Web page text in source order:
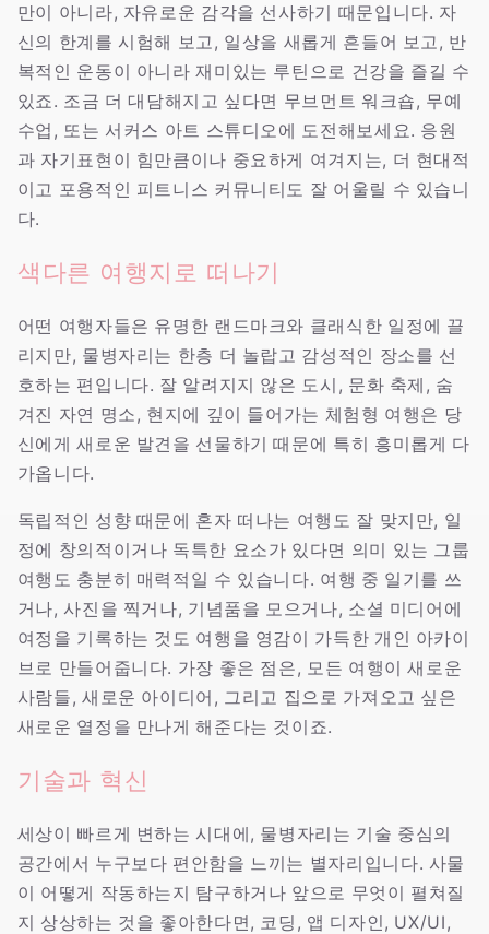
만이 아니라, 자유로운 감각을 선사하기 때문입니다. 자
신의 한계를 시험해 보고, 일상을 새롭게 흔들어 보고, 반
복적인 운동이 아니라 재미있는 루틴으로 건강을 즐길 수
있죠. 조금 더 대담해지고 싶다면 무브먼트 워크숍, 무예
수업, 또는 서커스 아트 스튜디오에 도전해보세요. 응원
과 자기표현이 힘만큼이나 중요하게 여겨지는, 더 현대적
이고 포용적인 피트니스 커뮤니티도 잘 어울릴 수 있습니
다.
색다른 여행지로 떠나기
어떤 여행자들은 유명한 랜드마크와 클래식한 일정에 끌
리지만, 물병자리는 한층 더 놀랍고 감성적인 장소를 선
호하는 편입니다. 잘 알려지지 않은 도시, 문화 축제, 숨
겨진 자연 명소, 현지에 깊이 들어가는 체험형 여행은 당
신에게 새로운 발견을 선물하기 때문에 특히 흥미롭게 다
가옵니다.
독립적인 성향 때문에 혼자 떠나는 여행도 잘 맞지만, 일
정에 창의적이거나 독특한 요소가 있다면 의미 있는 그룹
여행도 충분히 매력적일 수 있습니다. 여행 중 일기를 쓰
거나, 사진을 찍거나, 기념품을 모으거나, 소셜 미디어에
여정을 기록하는 것도 여행을 영감이 가득한 개인 아카이
브로 만들어줍니다. 가장 좋은 점은, 모든 여행이 새로운
사람들, 새로운 아이디어, 그리고 집으로 가져오고 싶은
새로운 열정을 만나게 해준다는 것이죠.
기술과 혁신
세상이 빠르게 변하는 시대에, 물병자리는 기술 중심의
공간에서 누구보다 편안함을 느끼는 별자리입니다. 사물
이 어떻게 작동하는지 탐구하거나 앞으로 무엇이 펼쳐질
지 상상하는 것을 좋아한다면, 코딩, 앱 디자인, UX/UI,